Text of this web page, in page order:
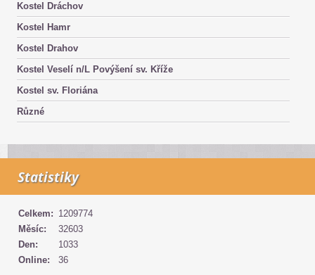
Kostel Dráchov
Kostel Hamr
Kostel Drahov
Kostel Veselí n/L Povýšení sv. Kříže
Kostel sv. Floriána
Různé
Statistiky
Online: 36
Celkem: 1209774
Měsíc:
32603
Den:
1033